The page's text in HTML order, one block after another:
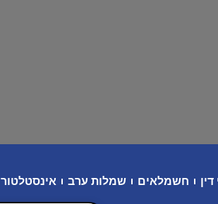
חשמלאים שמלות ערב
אינסטלטור